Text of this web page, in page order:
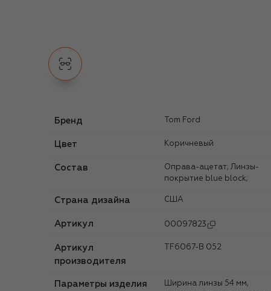
Бренд Tom Ford
Цвет Коричневый
Состав
Оправа-ацетат; Линзы-
покрытие blue block;
Страна дизайна США
Артикул 00097823
Артикул
производителя
TF6067-B 052
Параметры изделия
Ширина линзы 54 мм,